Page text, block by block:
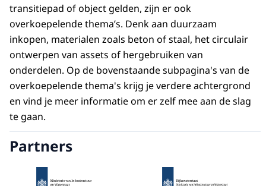
transitiepad of object gelden, zijn er ook
overkoepelende thema’s. Denk aan duurzaam
inkopen, materialen zoals beton of staal, het circulair
ontwerpen van assets of hergebruiken van
onderdelen. Op de bovenstaande subpagina's van de
overkoepelende thema's krijg je verdere achtergrond
en vind je meer informatie om er zelf mee aan de slag
te gaan.
Partners